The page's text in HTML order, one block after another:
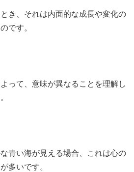
き、それは内面的な成長や変化の
です。
って、意味が異なることを理解し
青い海が見える場合、これは心の
多いです。